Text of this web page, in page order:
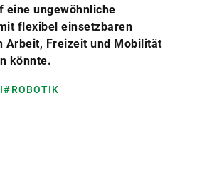
eine ungewöhnliche
flexibel einsetzbaren
Arbeit, Freizeit und Mobilität
könnte.
#ROBOTIK